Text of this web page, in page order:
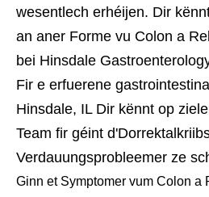
wesentlech erhéijen. Dir
an aner Forme vu Colon a
bei Hinsdale
Fir e erfuerene
Hinsdale, IL Dir kënnt op
Team fir géint
Verdauungsprobleemer ze
Ginn et Symptomer vum Colon a